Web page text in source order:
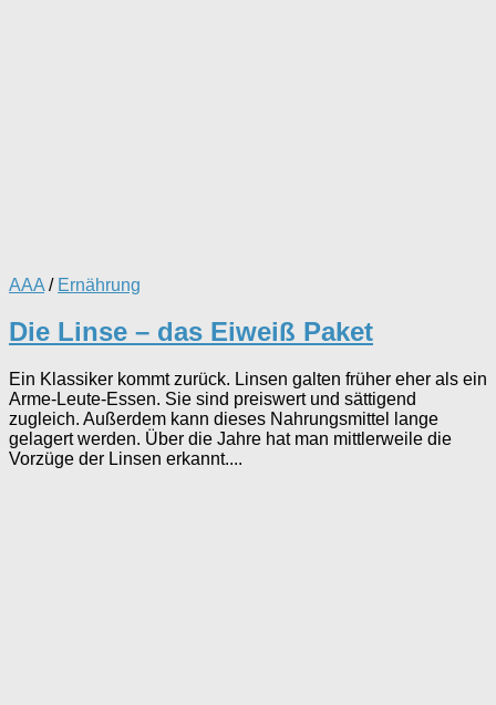
AAA / Ernährung
Die Linse – das Eiweiß Paket
Ein Klassiker kommt zurück. Linsen galten früher eher als ein
Arme-Leute-Essen. Sie sind preiswert und sättigend
zugleich. Außerdem kann dieses Nahrungsmittel lange
gelagert werden. Über die Jahre hat man mittlerweile die
Vorzüge der Linsen erkannt....